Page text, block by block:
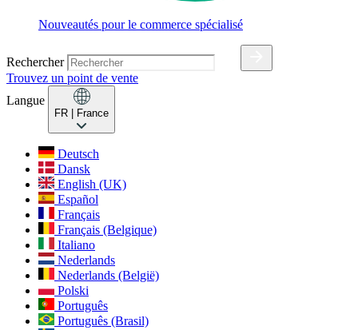
Nouveautés pour le commerce spécialisé
Rechercher
Trouvez un point de vente
Langue
FR | France
Deutsch
Dansk
English (UK)
Español
Français
Français (Belgique)
Italiano
Nederlands
Nederlands (België)
Polski
Português
Português (Brasil)